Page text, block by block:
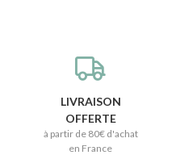
LIVRAISON
OFFERTE
à partir de 80€ d'achat
en France